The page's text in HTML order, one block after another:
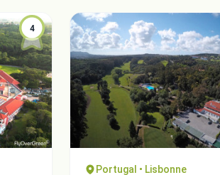
4
Portugal • Lisbonne